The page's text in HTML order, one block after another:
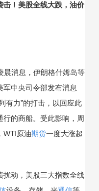
击！美股全线大跌，油价
消息，伊朗格什姆岛等
中央司令部发布消息
有力”的打击，以回应此
的商船。受此影响，周
WTI原油期货一度大涨超
扰动，美股三大指数全线